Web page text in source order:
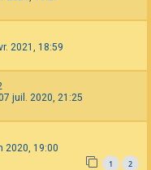
2021, 18:59
juil. 2020, 21:25
2020, 19:00
1 2